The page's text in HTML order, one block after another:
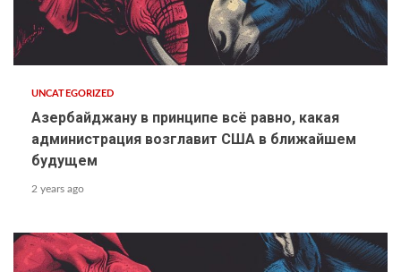
UNCATEGORIZED
Азербайджану в принципе всё равно, какая
администрация возглавит США в ближайшем
будущем
2 years ago